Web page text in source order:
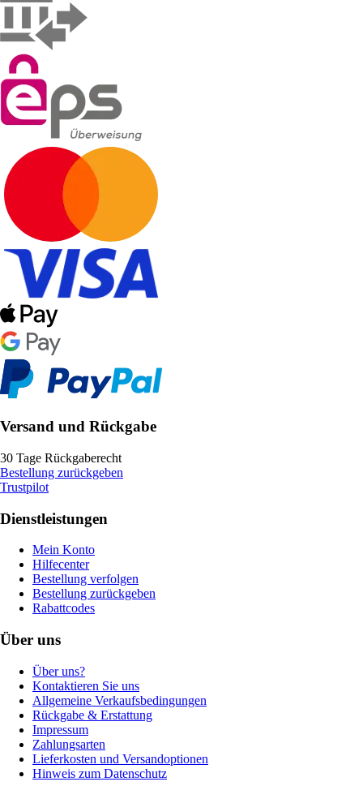
Versand und Rückgabe
30 Tage Rückgaberecht
Bestellung zurückgeben
Trustpilot
Dienstleistungen
Mein Konto
Hilfecenter
Bestellung verfolgen
Bestellung zurückgeben
Rabattcodes
Über uns
Über uns?
Kontaktieren Sie uns
Allgemeine Verkaufsbedingungen
Rückgabe & Erstattung
Impressum
Zahlungsarten
Lieferkosten und Versandoptionen
Hinweis zum Datenschutz